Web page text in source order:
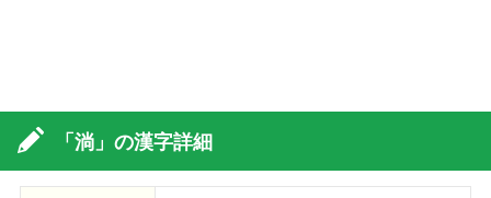
「淌」の漢字詳細